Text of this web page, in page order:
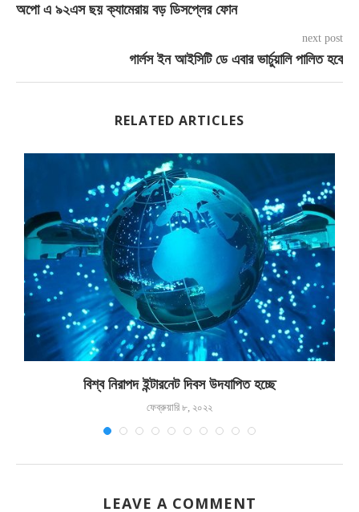
অপো এ ৯২এস ছয় ক্যামেরায় বড় ডিসপ্লের ফোন
next post
গার্লস ইন আইসিটি ডে এবার ভার্চুয়ালি পালিত হবে
RELATED ARTICLES
বিশ্ব নিরাপদ ইন্টারনেট দিবস উদযাপিত হচ্ছে
ফেব্রুয়ারি ৮, ২০২২
LEAVE A COMMENT